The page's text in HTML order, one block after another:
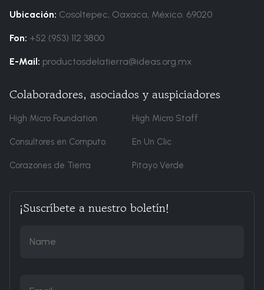
Ubicación: Cosoltepec, Oaxaca, México. 69020
Fon: +52 (953) 112 3800
E-Mail: productosdelatierra@ideas.org.mx
Colaboradores, asociados y auspiciadores
High Micro Foundation High Micro Staff
Consultores en Computo En Un Clic
Corazones de Tierra Pitayo Verde
¡Suscríbete a nuestro boletín!